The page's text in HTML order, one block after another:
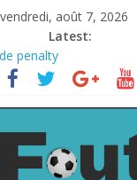
vendredi, août 7, 2026
Latest:
penalty
dans le chaos
une part de la Coupe
s’insurge
du monde
mauvais au football ?